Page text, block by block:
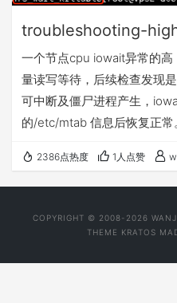
troubleshooting-
一个节点cpu iowait异常的
量读写等待，后续检查发现
可中断及僵尸进程产生，
的/etc/mtab 信息后恢复正常
2386点热度 1人点赞
COPYRIGHT © 2008-2026
THEME KRATOS